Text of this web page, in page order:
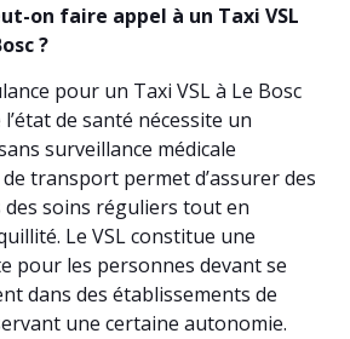
on faire appel à un Taxi VSL
?
pour un Taxi VSL à Le Bosc
de santé nécessite un
surveillance médicale
transport permet d’assurer des
des soins réguliers tout en
Le VSL constitue une
pour les personnes devant se
dans des établissements de
une certaine autonomie.